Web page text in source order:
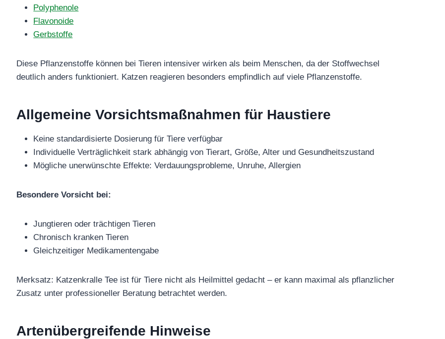
Polyphenole
Flavonoide
Gerbstoffe
Diese Pflanzenstoffe können bei Tieren intensiver wirken als beim Menschen, da der Stoffwechsel
deutlich anders funktioniert. Katzen reagieren besonders empfindlich auf viele Pflanzenstoffe.
Allgemeine Vorsichtsmaßnahmen für Haustiere
Keine standardisierte Dosierung für Tiere verfügbar
Individuelle Verträglichkeit stark abhängig von Tierart, Größe, Alter und Gesundheitszustand
Mögliche unerwünschte Effekte: Verdauungsprobleme, Unruhe, Allergien
Besondere Vorsicht bei:
Jungtieren oder trächtigen Tieren
Chronisch kranken Tieren
Gleichzeitiger Medikamentengabe
Merksatz: Katzenkralle Tee ist für Tiere nicht als Heilmittel gedacht – er kann maximal als pflanzlicher
Zusatz unter professioneller Beratung betrachtet werden.
Artenübergreifende Hinweise